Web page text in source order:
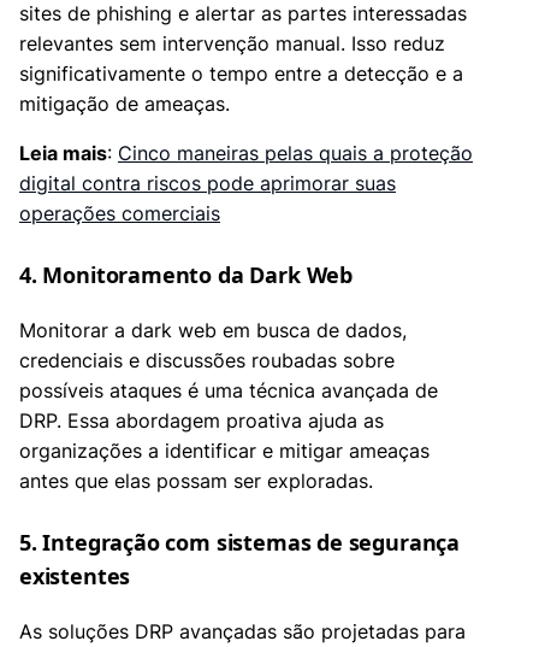
sites de phishing e alertar as partes interessadas
relevantes sem intervenção manual. Isso reduz
significativamente o tempo entre a detecção e a
mitigação de ameaças.
Leia mais: Cinco maneiras pelas quais a proteção
digital contra riscos pode aprimorar suas
operações comerciais
4. Monitoramento da Dark Web
Monitorar a dark web em busca de dados,
credenciais e discussões roubadas sobre
possíveis ataques é uma técnica avançada de
DRP. Essa abordagem proativa ajuda as
organizações a identificar e mitigar ameaças
antes que elas possam ser exploradas.
5. Integração com sistemas de segurança
existentes
As soluções DRP avançadas são projetadas para